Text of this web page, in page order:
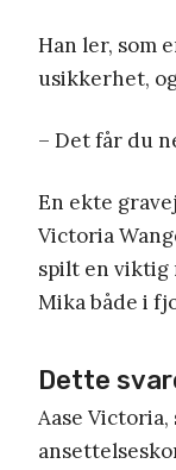
Han ler, som
usikkerhet,
– Det får du
En ekte
Victoria
spilt en viktig
Mika både i
Dette
Aase